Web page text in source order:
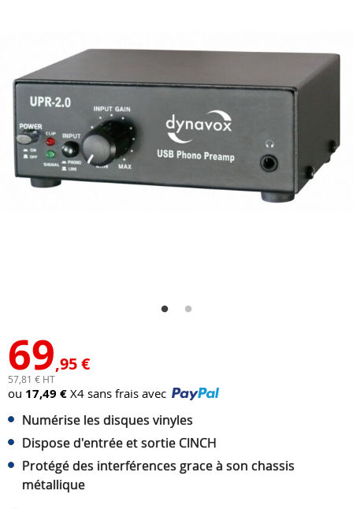
69,95 €
57,81 € HT
ou 17,49 € X4 sans frais avec
Numérise les disques vinyles
Dispose d'entrée et sortie CINCH
Protégé des interférences grace à son chassis
métallique